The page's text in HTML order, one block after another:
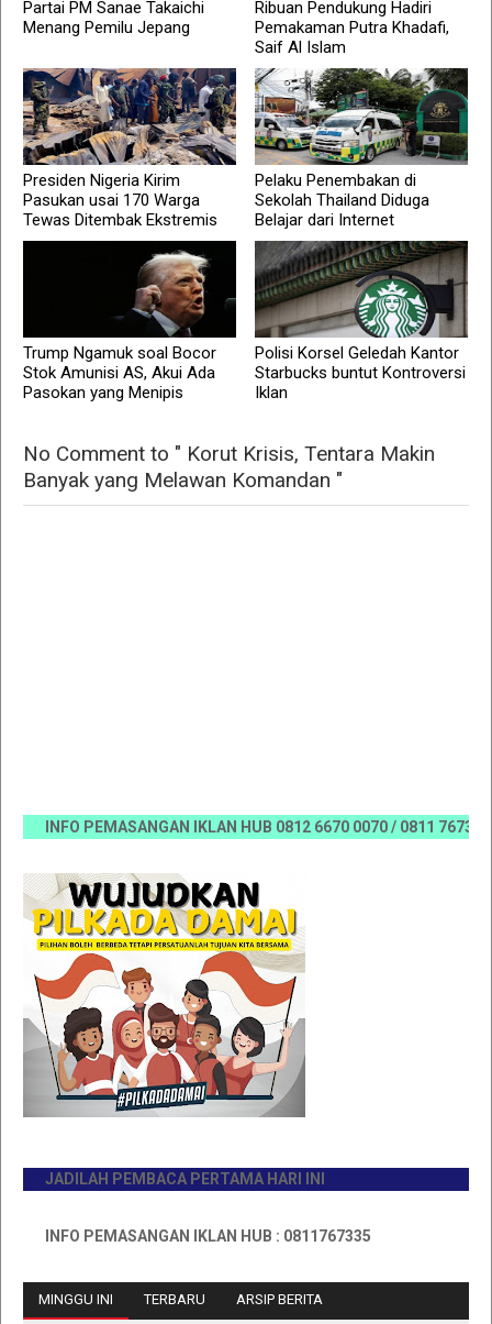
Partai PM Sanae Takaichi
Menang Pemilu Jepang
Ribuan Pendukung Hadiri
Pemakaman Putra Khadafi,
Saif Al Islam
Presiden Nigeria Kirim
Pasukan usai 170 Warga
Tewas Ditembak Ekstremis
Pelaku Penembakan di
Sekolah Thailand Diduga
Belajar dari Internet
Trump Ngamuk soal Bocor
Stok Amunisi AS, Akui Ada
Pasokan yang Menipis
Polisi Korsel Geledah Kantor
Starbucks buntut Kontroversi
Iklan
No Comment to " Korut Krisis, Tentara Makin
Banyak yang Melawan Komandan "
INFO PEMASANGAN IKLAN HUB 0812 6670 0070 / 0811 7673
JADILAH PEMBACA PERTAMA HARI INI
INFO PEMASANGAN IKLAN HUB : 0811767335
MINGGU INI TERBARU ARSIP BERITA